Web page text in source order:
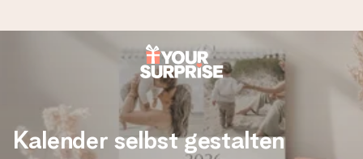
Heute bestellt, in 1 Werktag verschickt
Wir bereiten dein Geschenk sorgfältig vor und schicken es
blitzschnell – damit du es genau zum richtigen Zeitpunkt
überreichen kannst, wenn es am meisten zählt.
Kalender selbst gestalten